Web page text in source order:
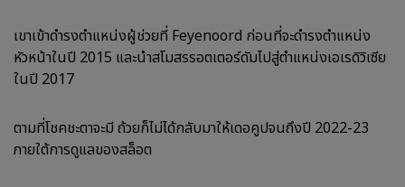
เขาเข้าดำรงตำแหน่งผู้ช่วยที่ Feyenoord ก่อนที่จะดำรงตำแหน่ง
หัวหน้าในปี 2015 และนำสโมสรรอตเตอร์ดัมไปสู่ตำแหน่งเอเรดิวิเซีย
ในปี 2017
ตามที่โชคชะตาจะมี ถ้วยก็ไม่ได้กลับมาให้เดอคูปจนถึงปี 2022-23
ภายใต้การดูแลของสล็อต